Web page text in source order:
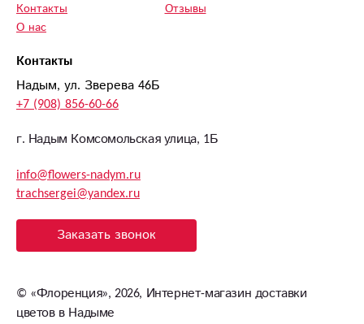
выглядит лучше чем
представлено на
сайте если честно!
Флористы большие
молодцы! Я
довольна и рада!
Спасибо вам❤️
Контакты
Надым, ул. Зверева 46Б
+7 (908) 856-60-66
г. Надым Комсомольская улица, 1Б
info@flowers-nadym.ru
trachsergei@yandex.ru
Заказать звонок
Контакты
О нас
Отзывы
© «Флоренция», 2026, Интернет-магазин доставки
цветов в Надыме